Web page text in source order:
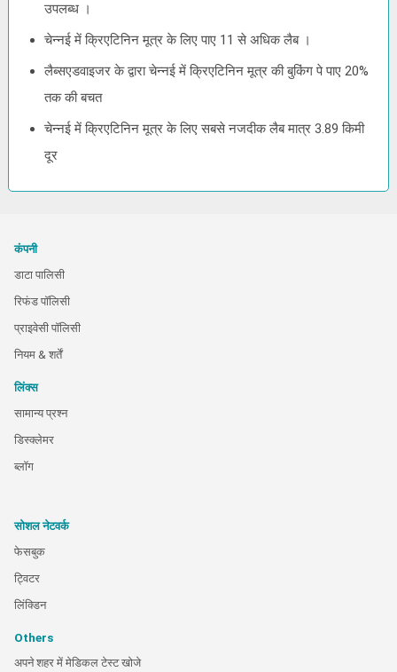
उपलब्ध ।
चेन्नई में क्रिएटिनिन मूत्र के लिए पाए 11 से अधिक लैब ।
लैब्सएडवाइजर के द्वारा चेन्नई में क्रिएटिनिन मूत्र की बुकिंग पे पाए 20%
तक की बचत
चेन्नई में क्रिएटिनिन मूत्र के लिए सबसे नजदीक लैब मात्र 3.89 किमी
दूर
कंपनी
डाटा पालिसी
रिफंड पॉलिसी
प्राइवेसी पॉलिसी
नियम & शर्तें
लिंक्स
सामान्य प्रश्न
डिस्क्लेमर
ब्लॉग
सोशल नेटवर्क
फेसबुक
ट्विटर
लिंक्डिन
Others
अपने शहर में मेडिकल टेस्ट खोजे